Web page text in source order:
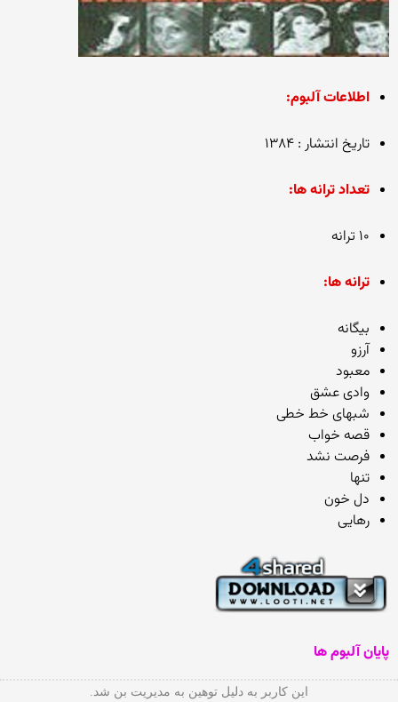
اطلاعات آلبوم:
تاریخ انتشار : ۱۳۸۴
تعداد ترانه ها:
۱۰ ترانه
ترانه ها:
بیگانه
آرزو
معبود
وادی عشق
شبهای خط خطی
قصه خواب
فرصت نشد
تنها
دل خون
رهایی
پایان آلبوم ها
این کاربر به دلیل توهین به مدیریت بن شد.